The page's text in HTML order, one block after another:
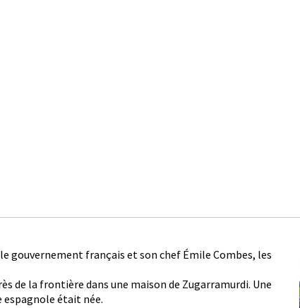
gouvernement français et son chef Émile Combes, les
de la frontière dans une maison de Zugarramurdi. Une
espagnole était née.